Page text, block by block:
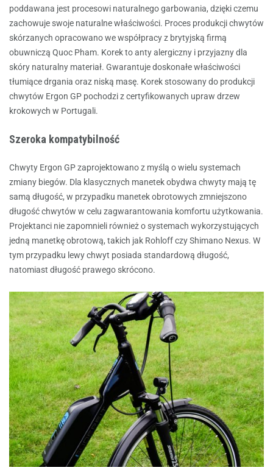
poddawana jest procesowi naturalnego garbowania, dzięki czemu
zachowuje swoje naturalne właściwości. Proces produkcji chwytów
skórzanych opracowano we współpracy z brytyjską firmą
obuwniczą Quoc Pham. Korek to anty alergiczny i przyjazny dla
skóry naturalny materiał. Gwarantuje doskonałe właściwości
tłumiące drgania oraz niską masę. Korek stosowany do produkcji
chwytów Ergon GP pochodzi z certyfikowanych upraw drzew
krokowych w Portugali.
Szeroka kompatybilność
Chwyty Ergon GP zaprojektowano z myślą o wielu systemach
zmiany biegów. Dla klasycznych manetek obydwa chwyty mają tę
samą długość, w przypadku manetek obrotowych zmniejszono
długość chwytów w celu zagwarantowania komfortu użytkowania.
Projektanci nie zapomnieli również o systemach wykorzystujących
jedną manetkę obrotową, takich jak Rohloff czy Shimano Nexus. W
tym przypadku lewy chwyt posiada standardową długość,
natomiast długość prawego skrócono.